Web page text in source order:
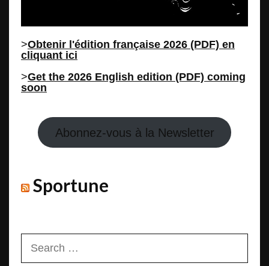
>Obtenir l'édition française 2026 (PDF) en
cliquant ici
>Get the 2026 English edition (PDF) coming
soon
Abonnez-vous à la Newsletter
Sportune
for: